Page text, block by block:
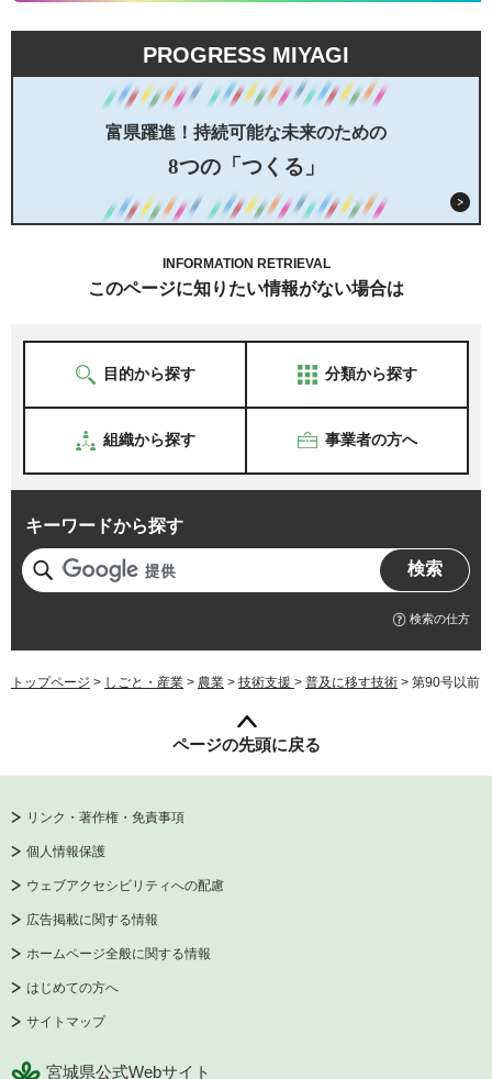
PROGRESS MIYAGI
富県躍進！持続可能な未来のための
8つの「つくる」
INFORMATION RETRIEVAL
このページに知りたい情報がない場合は
目的から探す 分類から探す
組織から探す 事業者の方へ
キーワードから探す
検索の仕方
トップページ > しごと・産業 > 農業 > 技術支援 > 普及に移す技術 > 第90号以前
ページの先頭に戻る
リンク・著作権・免責事項
個人情報保護
ウェブアクセシビリティへの配慮
広告掲載に関する情報
ホームページ全般に関する情報
はじめての方へ
サイトマップ
宮城県公式Webサイト